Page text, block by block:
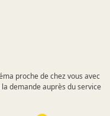
proche de chez vous avec
demande auprès du service